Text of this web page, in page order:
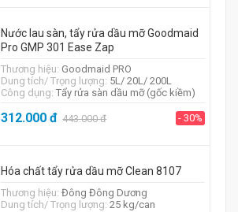
Nước lau sàn, tẩy rửa dầu mỡ Goodmaid
Pro GMP 301 Ease Zap
Thương hiệu: Goodmaid PRO
Dung tích/ Trọng lượng: 5L/ 20L/ 200L
Công dụng:Tẩy rửa sàn dầu mỡ (gốc kiềm)
312.000 đ 443.000đ - 30%
Hóa chất tẩy rửa dầu mỡ Clean 8107
Thương hiệu:Đông Đông Dương
Dung tích/ Trọng lượng:25 kg/can